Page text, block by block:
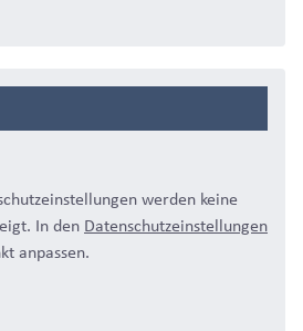
werden keine
In den Datenschutzeinstellungen
anpassen.